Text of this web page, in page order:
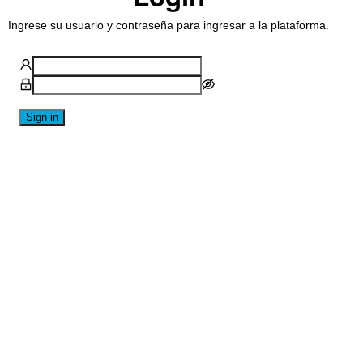
Ingrese su usuario y contraseña para ingresar a la plataforma.
Sign in